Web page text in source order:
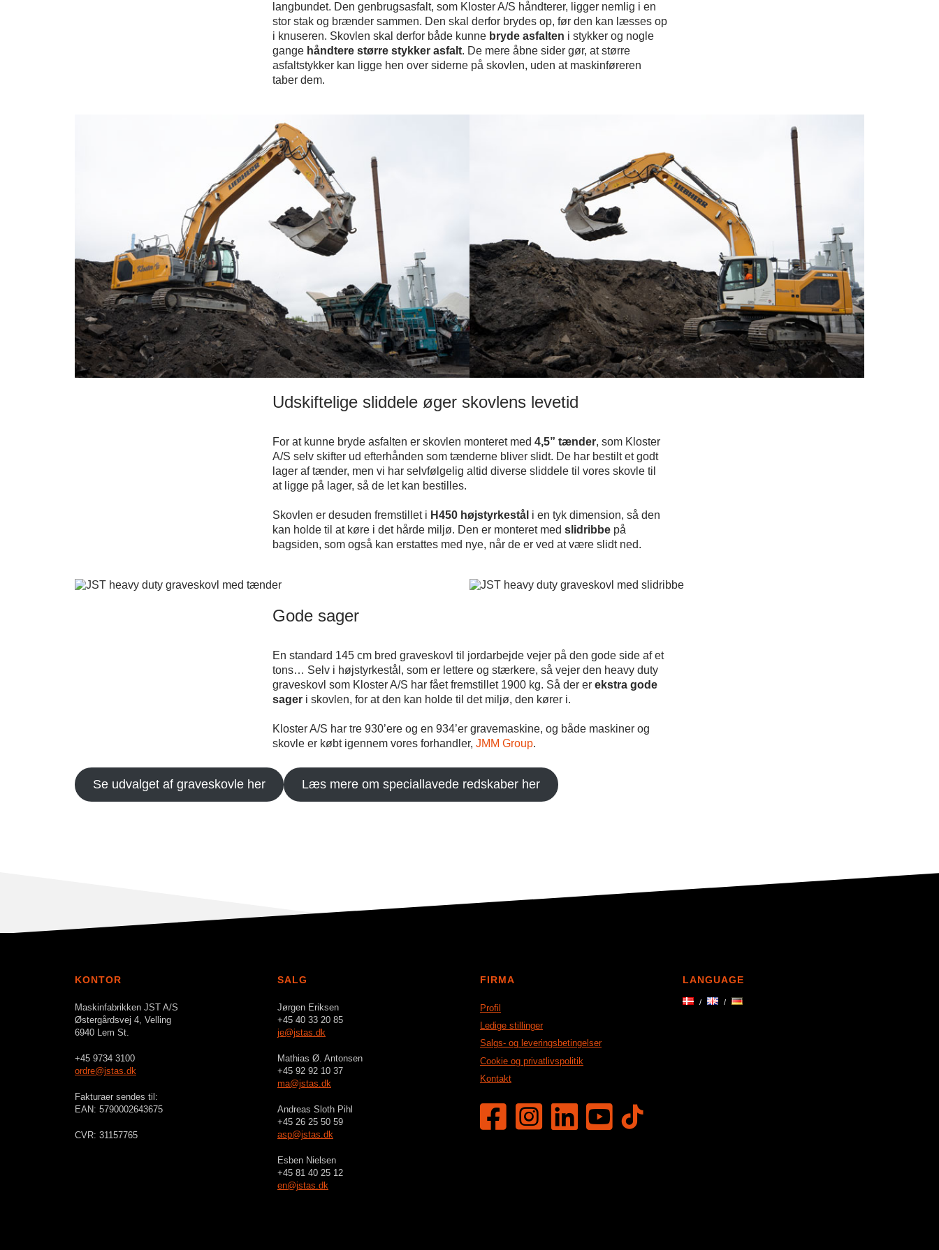
langbundet. Den genbrugsasfalt, som Kloster A/S håndterer, ligger nemlig i en
stor stak og brænder sammen. Den skal derfor brydes op, før den kan læsses op
i knuseren. Skovlen skal derfor både kunne bryde asfalten i stykker og nogle
gange håndtere større stykker asfalt. De mere åbne sider gør, at større
asfaltstykker kan ligge hen over siderne på skovlen, uden at maskinføreren
taber dem.
Udskiftelige sliddele øger skovlens levetid
For at kunne bryde asfalten er skovlen monteret med 4,5” tænder, som Kloster
A/S selv skifter ud efterhånden som tænderne bliver slidt. De har bestilt et godt
lager af tænder, men vi har selvfølgelig altid diverse sliddele til vores skovle til
at ligge på lager, så de let kan bestilles.
Skovlen er desuden fremstillet i H450 højstyrkestål i en tyk dimension, så den
kan holde til at køre i det hårde miljø. Den er monteret med slidribbe på
bagsiden, som også kan erstattes med nye, når de er ved at være slidt ned.
Gode sager
En standard 145 cm bred graveskovl til jordarbejde vejer på den gode side af et
tons… Selv i højstyrkestål, som er lettere og stærkere, så vejer den heavy duty
graveskovl som Kloster A/S har fået fremstillet 1900 kg. Så der er ekstra gode
sager i skovlen, for at den kan holde til det miljø, den kører i.
Kloster A/S har tre 930’ere og en 934’er gravemaskine, og både maskiner og
skovle er købt igennem vores forhandler, JMM Group.
Se udvalget af graveskovle her Læs mere om speciallavede redskaber her
KONTOR
Maskinfabrikken JST A/S
Østergårdsvej 4, Velling
6940 Lem St.
+45 9734 3100
ordre@jstas.dk
Fakturaer sendes til:
EAN: 5790002643675
CVR: 31157765
SALG
Jørgen Eriksen
+45 40 33 20 85
je@jstas.dk
Mathias Ø. Antonsen
+45 92 92 10 37
ma@jstas.dk
Andreas Sloth Pihl
+45 26 25 50 59
asp@jstas.dk
Esben Nielsen
+45 81 40 25 12
en@jstas.dk
FIRMA
Profil
Ledige stillinger
Salgs- og leveringsbetingelser
Cookie og privatlivspolitik
Kontakt
LANGUAGE